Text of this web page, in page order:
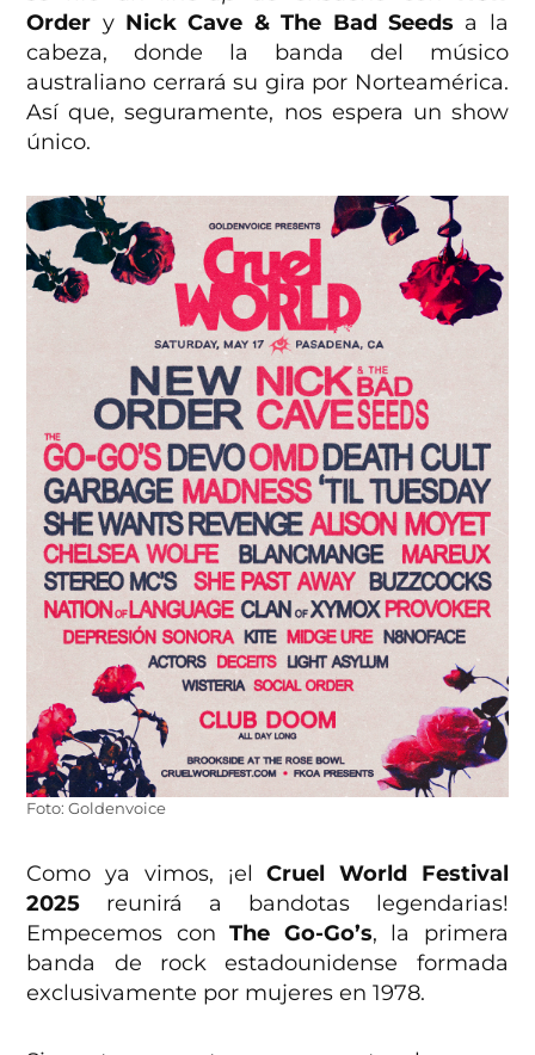
Order y Nick Cave & The Bad Seeds a la
cabeza, donde la banda del músico
australiano cerrará su gira por Norteamérica.
Así que, seguramente, nos espera un show
único.
Foto: Goldenvoice
Como ya vimos, ¡elCruel World Festival
2025 reunirá a bandotas legendarias!
Empecemos conThe Go-Go’s, la primera
banda de rock estadounidense formada
exclusivamente por mujeres en 1978.